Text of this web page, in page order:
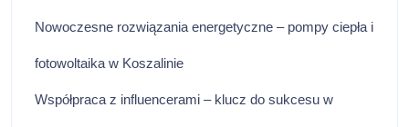
Nowoczesne rozwiązania energetyczne – pompy ciepła i
fotowoltaika w Koszalinie
Współpraca z influencerami – klucz do sukcesu w